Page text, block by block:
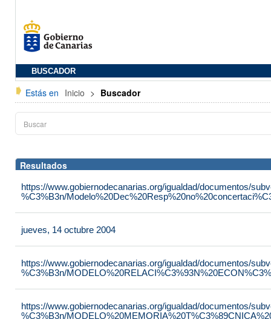
BUSCADOR
Estás en Inicio > Buscador
Resultados
https://www.gobiernodecanarias.org/igualdad/documentos/
%C3%B3n/
jueves, 14 octubre 2004
https://www.gobiernodecanarias.org/igualdad/documentos/
%C3%B3n/
https://www.gobiernodecanarias.org/igualdad/documentos/
%C3%B3n/